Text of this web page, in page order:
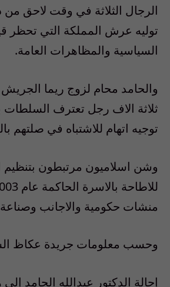
الرجال الثلاثة في وقت لاحق من
توليه عرش المملكة التي تحظر
السياسية والمظاهرات العامة.
والحامد محام لزوج ريما
ثلاثة الاف رجل تعترف السلطات
توجيه اتهام للاشتباه في صلتهم
وشن اسلاميون مرتبطون بتنظيم
منشات حكومية والاجانب
وحسب معلومات جريدة عكاظ
إحالة الدكتور عبدالله الحامد